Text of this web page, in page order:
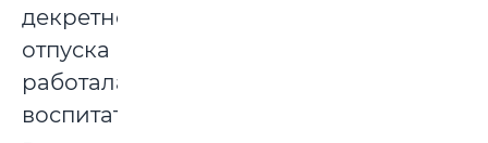
декретного
отпуска
работала
воспитателем